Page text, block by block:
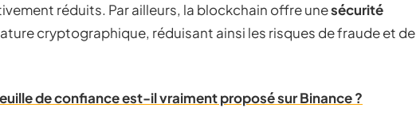
réduits. Par ailleurs, la blockchain offre unesécurité
cryptographique, réduisant ainsi les risques de fraude et de
de confiance est-il vraiment proposé sur Binance ?